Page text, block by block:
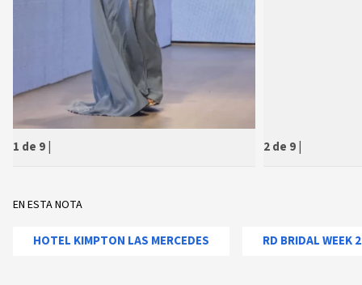
1 de 9 2 de 9
EN ESTA NOTA
HOTEL KIMPTON LAS MERCEDES RD BRIDAL WEEK